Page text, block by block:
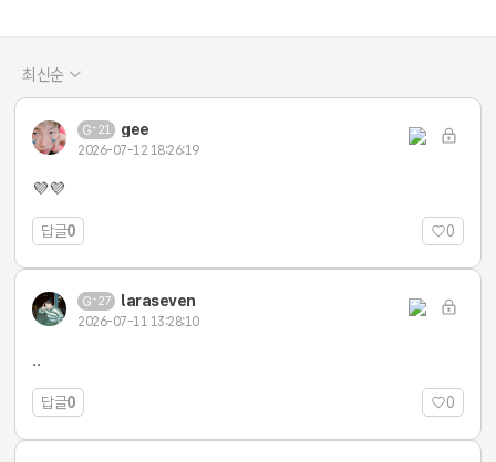
최신순
21 gee
2026-07-12 18:26:19
💜💜
답글0 0
27 laraseven
2026-07-11 13:28:10
..
답글0 0